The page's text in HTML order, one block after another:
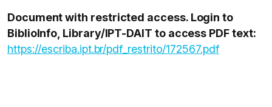
Document with restricted access. Login to
BiblioInfo, Library/IPT-DAIT to access PDF text:
https://escriba.ipt.br/pdf_restrito/172567.pdf